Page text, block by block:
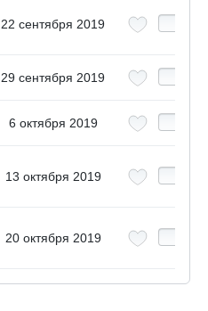
22 сентября 2019
29 сентября 2019
6 октября 2019
13 октября 2019
20 октября 2019